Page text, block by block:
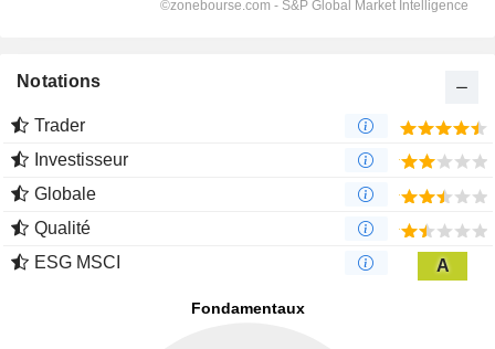
Notations
Trader
Investisseur
Globale
Qualité
ESG MSCI
A